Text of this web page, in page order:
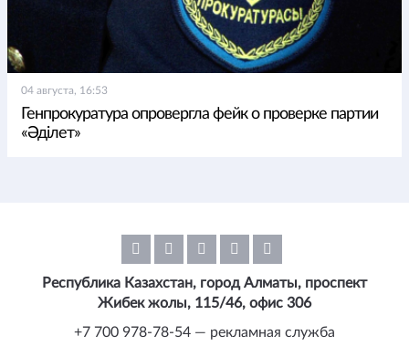
04 августа, 16:53
Генпрокуратура опровергла фейк о проверке партии
«Әділет»
Республика Казахстан, город Алматы, проспект
Жибек жолы, 115/46, офис 306
+7 700 978-78-54 — рекламная служба